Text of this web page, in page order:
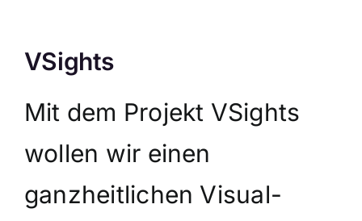
VSights
Mit dem Projekt VSights
wollen wir einen
ganzheitlichen Visual-